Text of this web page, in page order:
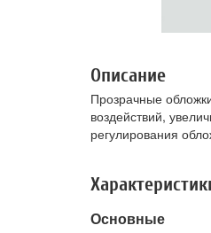
Описание
Прозрачные
воздействий,
регулирования
Основные